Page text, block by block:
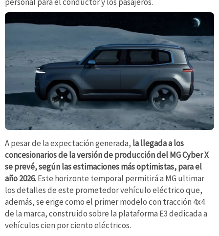
A pesar de la expectación generada, la llegada a los
concesionarios de la versión de producción del MG Cyber X
se prevé, según las estimaciones más optimistas, para el
año 2026.Este horizonte temporal permitirá a MG ultimar
los detalles de este prometedor vehículo eléctrico que,
además, se erige como el primer modelo con tracción 4x4
de la marca, construido sobre la plataforma E3 dedicada a
vehículos cien por ciento eléctricos.